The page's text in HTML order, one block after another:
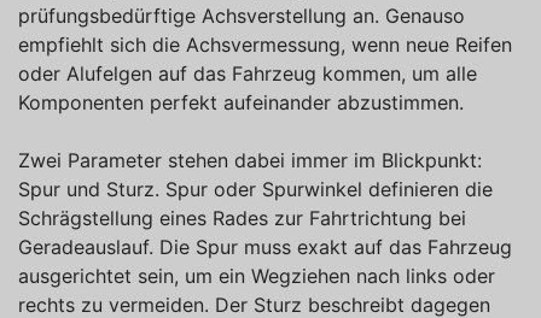
prüfungsbedürftige Achsverstellung an. Genauso
empfiehlt sich die Achsvermessung, wenn neue Reifen
oder Alufelgen auf das Fahrzeug kommen, um alle
Komponenten perfekt aufeinander abzustimmen.
Zwei Parameter stehen dabei immer im Blickpunkt:
Spur und Sturz. Spur oder Spurwinkel definieren die
Schrägstellung eines Rades zur Fahrtrichtung bei
Geradeauslauf. Die Spur muss exakt auf das Fahrzeug
ausgerichtet sein, um ein Wegziehen nach links oder
rechts zu vermeiden. Der Sturz beschreibt dagegen